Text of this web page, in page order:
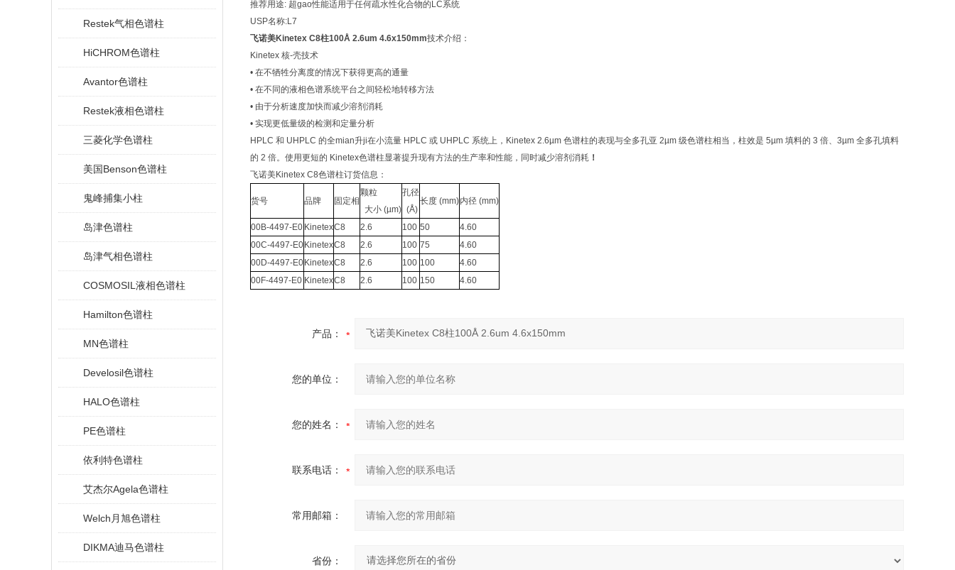
Restek气相色谱柱
HiCHROM色谱柱
Avantor色谱柱
Restek液相色谱柱
三菱化学色谱柱
美国Benson色谱柱
鬼峰捕集小柱
岛津色谱柱
岛津气相色谱柱
COSMOSIL液相色谱柱
Hamilton色谱柱
MN色谱柱
Develosil色谱柱
HALO色谱柱
PE色谱柱
依利特色谱柱
艾杰尔Agela色谱柱
Welch月旭色谱柱
DIKMA迪马色谱柱
推荐用途: 超gao性能适用于任何疏水性化合物的LC系统
USP名称:L7
飞诺美Kinetex C8柱100Å 2.6um 4.6x150mm技术介绍：
Kinetex 核-壳技术
• 在不牺牲分离度的情况下获得更高的通量
• 在不同的液相色谱系统平台之间轻松地转移方法
• 由于分析速度加快而减少溶剂消耗
• 实现更低量级的检测和定量分析
HPLC 和 UHPLC 的全mian升ji在小流量 HPLC 或 UHPLC 系统上， Kinetex 2.6µm 色谱柱的表现与全多孔亚 2µm 级色谱柱相当，柱效是 5µm 填料的 3 倍、 3µm 全多孔填料
的 2 倍。使用更短的 Kinetex色谱柱显著提升现有方法的生产率和性能，同时减少溶剂消耗 ！
飞诺美Kinetex C8色谱柱订货信息：
货号 品牌 固定相
颗粒
大小 (µm)
孔径
(Å)
长度 (mm)内径 (mm)
00B-4497-E0 KinetexC8 2.6 100 50
4.60
00C-4497-E0 KinetexC8 2.6 100 75
4.60
00D-4497-E0 KinetexC8 2.6 100 100
4.60
00F-4497-E0 KinetexC8 2.6 100 150 4.60
产品：
您的单位：
您的姓名：
联系电话：
常用邮箱：
省份：